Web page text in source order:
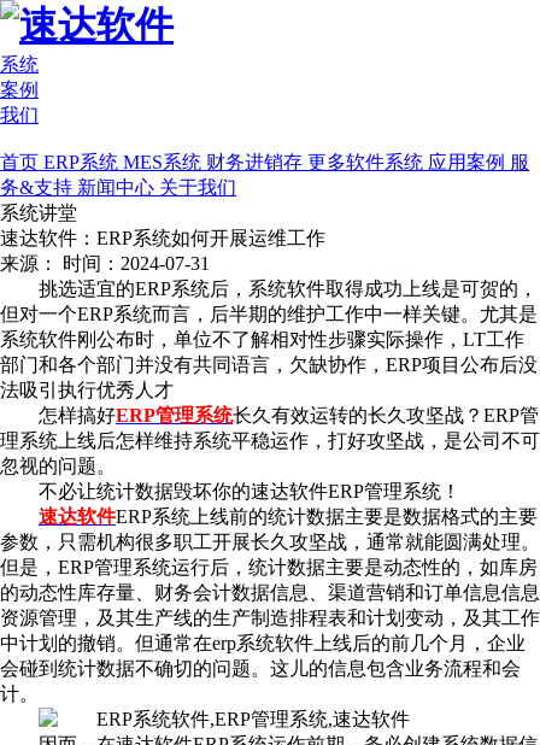
系统
案例
我们
首页 ERP系统 MES系统 财务进销存 更多软件系统 应用案例 服
务&支持 新闻中心 关于我们
系统讲堂
速达软件：ERP系统如何开展运维工作
来源： 时间：2024-07-31
挑选适宜的ERP系统后，系统软件取得成功上线是可贺的，
但对一个ERP系统而言，后半期的维护工作中一样关键。尤其是
系统软件刚公布时，单位不了解相对性步骤实际操作，LT工作
部门和各个部门并没有共同语言，欠缺协作，ERP项目公布后没
法吸引执行优秀人才
怎样搞好ERP管理系统长久有效运转的长久攻坚战？ERP管
理系统上线后怎样维持系统平稳运作，打好攻坚战，是公司不可
忽视的问题。
不必让统计数据毁坏你的速达软件ERP管理系统！
速达软件ERP系统上线前的统计数据主要是数据格式的主要
参数，只需机构很多职工开展长久攻坚战，通常就能圆满处理。
但是，ERP管理系统运行后，统计数据主要是动态性的，如库房
的动态性库存量、财务会计数据信息、渠道营销和订单信息信息
资源管理，及其生产线的生产制造排程表和计划变动，及其工作
中计划的撤销。但通常在erp系统软件上线后的前几个月，企业
会碰到统计数据不确切的问题。这儿的信息包含业务流程和会
计。